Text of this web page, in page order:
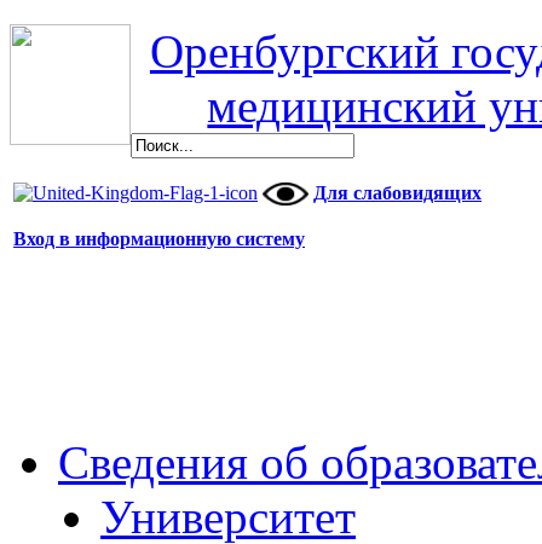
Оренбургский
медицинский
Для слабовидящих
Вход в информационную систему
Сведения об
Университет